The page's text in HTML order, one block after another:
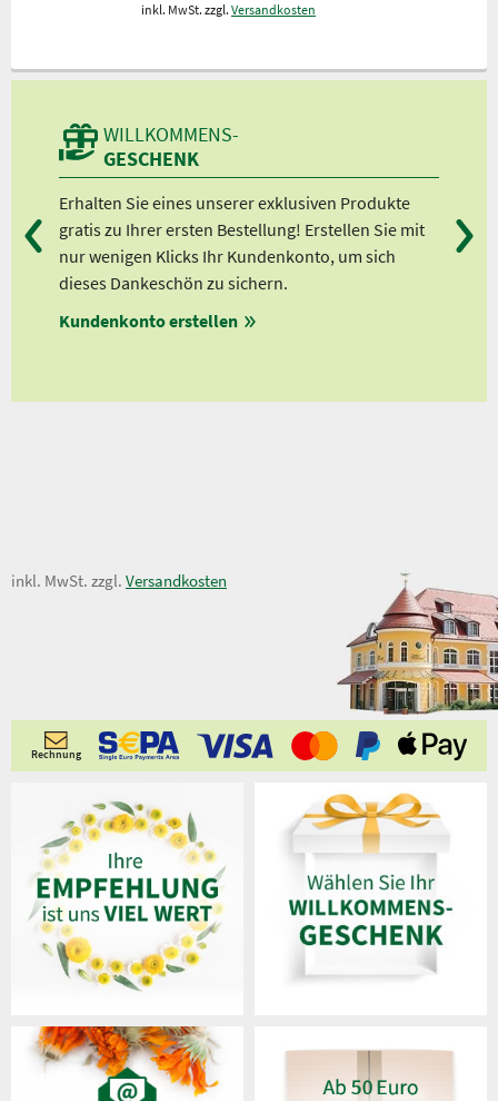
inkl. MwSt. zzgl. Versandkosten
WILLKOMMENS-
GESCHENK
Erhalten Sie eines unserer exklusiven Produkte
gratis zu Ihrer ersten Bestellung! Erstellen Sie mit
nur wenigen Klicks Ihr Kundenkonto, um sich
dieses Dankeschön zu sichern.
Kundenkonto erstellen
Ab
1,50 €
inkl. MwSt. zzgl. Versandkosten
Rechnung